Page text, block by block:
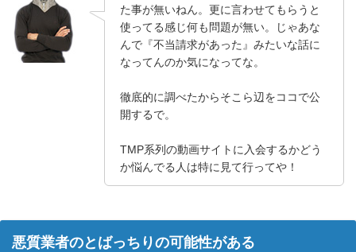
た事が無いねん。更に言わせてもらうと
使ってる感じ何も問題が無い。じゃあな
んで『不当請求があった』みたいな話に
なってんのか気になってな。
徹底的に調べたからそこら辺をココで公
開するで。
TMP系列の動画サイトに入会するかどう
か悩んでる人は特に見て行ってや！
悪質業者のとばっちりの可能性がある